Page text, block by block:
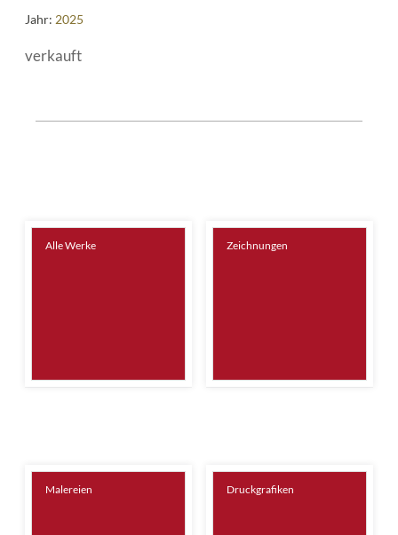
Jahr: 2025
verkauft
Alle Werke Zeichnungen
Malereien Druckgrafiken